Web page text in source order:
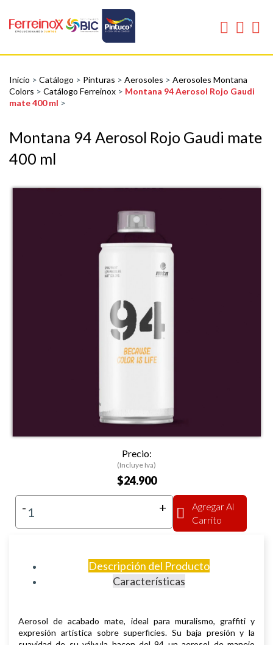
Inicio > Catálogo > Pinturas > Aerosoles > Aerosoles Montana
Colors > Catálogo Ferreinox > Montana 94 Aerosol Rojo Gaudi
mate 400 ml >
Montana 94 Aerosol Rojo Gaudi mate
400 ml
Precio:
(Incluye Iva)
$24.900
- +
Agregar Al
Carrito
Descripción del Producto
Características
Aerosol deacabado mate, ideal para muralismo, graffiti y
expresión artística sobre superficies. Su baja presión y la